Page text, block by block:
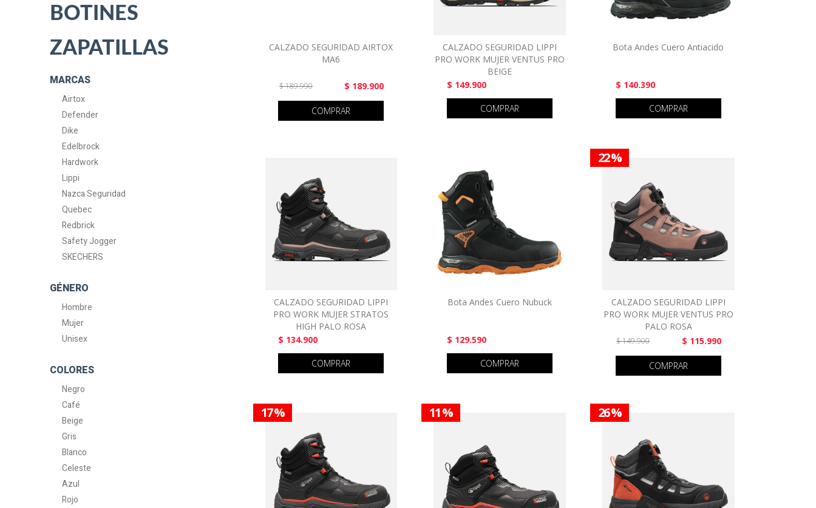
BOTINES
ZAPATILLAS
MARCAS
Airtox
Defender
Dike
Edelbrock
Hardwork
Lippi
Nazca Seguridad
Quebec
Redbrick
Safety Jogger
SKECHERS
GÉNERO
Hombre
Mujer
Unisex
COLORES
Negro
Café
Beige
Gris
Blanco
Celeste
Azul
Rojo
CALZADO SEGURIDAD AIRTOX
MA6
$ 189.990 $ 189.900
COMPRAR
CALZADO SEGURIDAD LIPPI
PRO WORK MUJER VENTUS PRO
BEIGE
$ 149.900
COMPRAR
Bota Andes Cuero Antiacido
$ 140.390
COMPRAR
CALZADO SEGURIDAD LIPPI
PRO WORK MUJER STRATOS
HIGH PALO ROSA
$ 134.900
COMPRAR
Bota Andes Cuero Nubuck
$ 129.590
COMPRAR
22 %
CALZADO SEGURIDAD LIPPI
PRO WORK MUJER VENTUS PRO
PALO ROSA
$ 149.900 $ 115.990
COMPRAR
17 % 11 % 26 %